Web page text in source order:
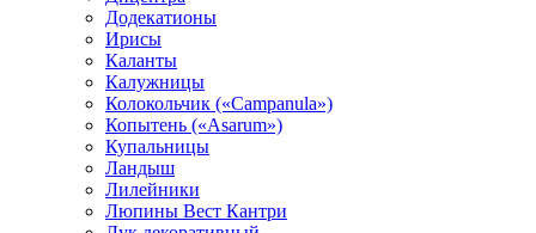
Додекатионы
Ирисы
Каланты
Калужницы
Колокольчик («Campanula»)
Копытень («Asarum»)
Купальницы
Ландыш
Лилейники
Люпины Вест Кантри